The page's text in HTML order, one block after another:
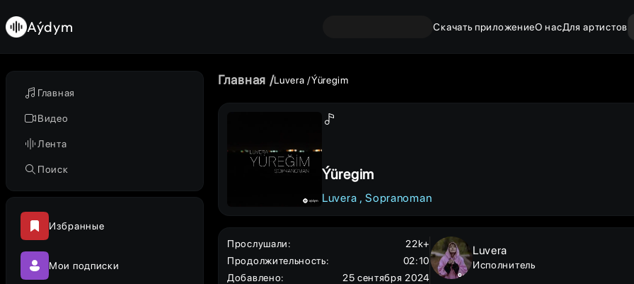
Главная
Видео
Лента
Поиск
Избранные
Мои подписки
Aýdym Скачать приложениеО насДля артистов
Главная Luvera Ýüregim
Ýüregim
Luvera Sopranoman
Прослушали:
22k+
Продолжительность:
02:10
Добавлено: 25 сентября 2024
Luvera
Исполнитель